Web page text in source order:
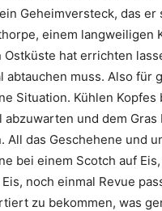
Geheimversteck, das er
einem langweiligen
Ostküste hat errichten
abtauchen muss. Also für
Situation. Kühlen
abzuwarten und dem Gras
All das Geschehene und
bei einem Scotch auf
noch einmal Revue
zu bekommen, was